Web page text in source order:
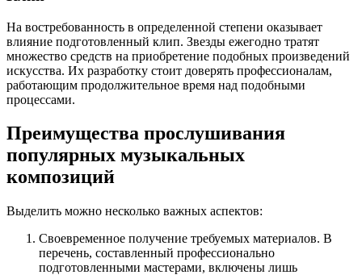
На востребованность в определенной степени оказывает
влияние подготовленный клип. Звезды ежегодно тратят
множество средств на приобретение подобных произведений
искусства. Их разработку стоит доверять профессионалам,
работающим продолжительное время над подобными
процессами.
Преимущества прослушивания
популярных музыкальных
композиций
Выделить можно несколько важных аспектов:
Своевременное получение требуемых материалов. В
перечень, составленный профессионально
подготовленными мастерами, включены лишь